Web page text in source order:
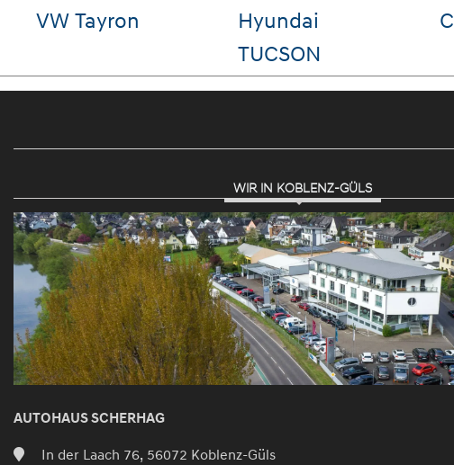
VW Golf
Hyundai
BAYON
WIR IN KOBLENZ-GÜLS
AUTOHAUS SCHERHAG
In der Laach 76, 56072 Koblenz-Güls